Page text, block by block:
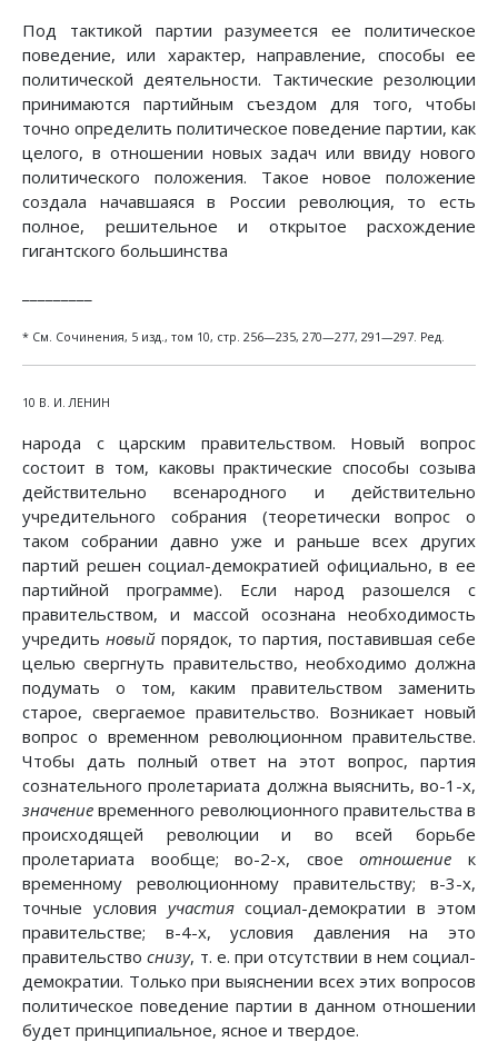
Под тактикой партии разумеется ее политическое
поведение, или характер, направление, способы ее
политической деятельности. Тактические резолюции
принимаются партийным съездом для того, чтобы
точно определить политическое поведение партии, как
целого, в отношении новых задач или ввиду нового
политического положения. Такое новое положение
создала начавшаяся в России революция, то есть
полное, решительное и открытое расхождение
гигантского большинства
* См. Сочинения, 5 изд., том 10, стр. 256—235, 270—277, 291—297. Ред.
10 В. И. ЛЕНИН
народа с царским правительством. Новый вопрос
состоит в том, каковы практические способы созыва
действительно всенародного и действительно
учредительного собрания (теоретически вопрос о
таком собрании давно уже и раньше всех других
партий решен социал-демократией официально, в ее
партийной программе). Если народ разошелся с
правительством, и массой осознана необходимость
учредить новый порядок, то партия, поставившая себе
целью свергнуть правительство, необходимо должна
подумать о том, каким правительством заменить
старое, свергаемое правительство. Возникает новый
вопрос о временном революционном правительстве.
Чтобы дать полный ответ на этот вопрос, партия
сознательного пролетариата должна выяснить, во-1-х,
значение временного революционного правительства в
происходящей революции и во всей борьбе
пролетариата вообще; во-2-х, своеотношение к
временному революционному правительству; в-3-х,
точные условия участиясоциал-демократии в этом
правительстве; в-4-х, условия давления на это
правительствоснизу, т. е. при отсутствии в нем социал-
демократии. Только при выяснении всех этих вопросов
политическое поведение партии в данном отношении
будет принципиальное, ясное и твердое.